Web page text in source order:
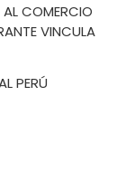
AL COMERCIO
VINCULA
PERÚ